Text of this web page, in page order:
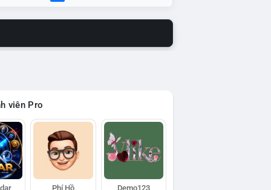
viên Pro
Phí Hồ Demo123